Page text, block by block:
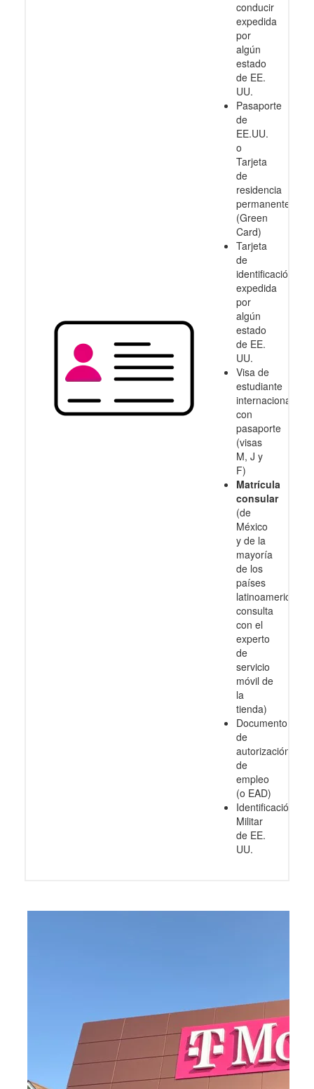
conducir
expedida
por
algún
estado
de EE.
UU.
Pasaporte
de
EE.UU.
o
Tarjeta
de
residencia
permanente
(Green
Card)
Tarjeta
de
identificación
expedida
por
algún
estado
de EE.
UU.
Visa de
estudiante
internacional
con
pasaporte
(visas
M, J y
F)
Matrícula
consular
(de
México
y de la
mayoría
de los
países
latinoamericanos,
consulta
con el
experto
de
servicio
móvil de
la
tienda)
Documento
de
autorización
de
empleo
(o EAD)
Identificación
Militar
de EE.
UU.